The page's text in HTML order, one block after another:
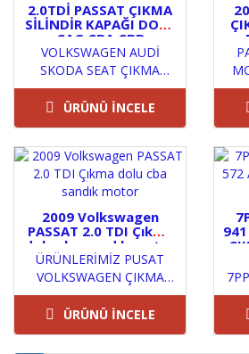
2.0TDİ PASSAT ÇIKMA
SİLİNDİR KAPAĞI DOLU
CAG CBA CBB
03L103373E
VOLKSWAGEN AUDİ
SKODA SEAT ÇIKMA
ORJİNAL YEDEK
PARÇALARIÜRÜNLERİMİZ
PUSAT VOLKSWAGEN
ÜRÜNÜ İNCELE
2009 Volkswagen
PASSAT 2.0 TDI Çıkma
dolu cba sandık motor
ÜRÜNLERİMİZ PUSAT
VOLKSWAGEN ÇIKMA
YEDEK PARÇA
GÜVENCESİYLE İADE VE
DEĞİŞİM GARANTİLİDİR
ÜRÜNÜ İNCELE
941